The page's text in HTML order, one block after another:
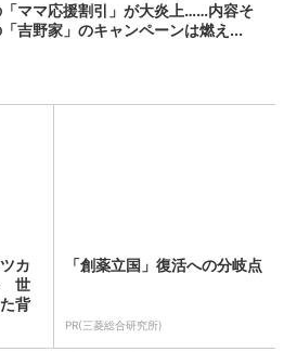
ママ応援割引」が大炎上……内容そ
吉野家」のキャンペーンは燃え...
カ
世
背
「創薬立国」復活への分岐点
PR(三菱総合研究所)